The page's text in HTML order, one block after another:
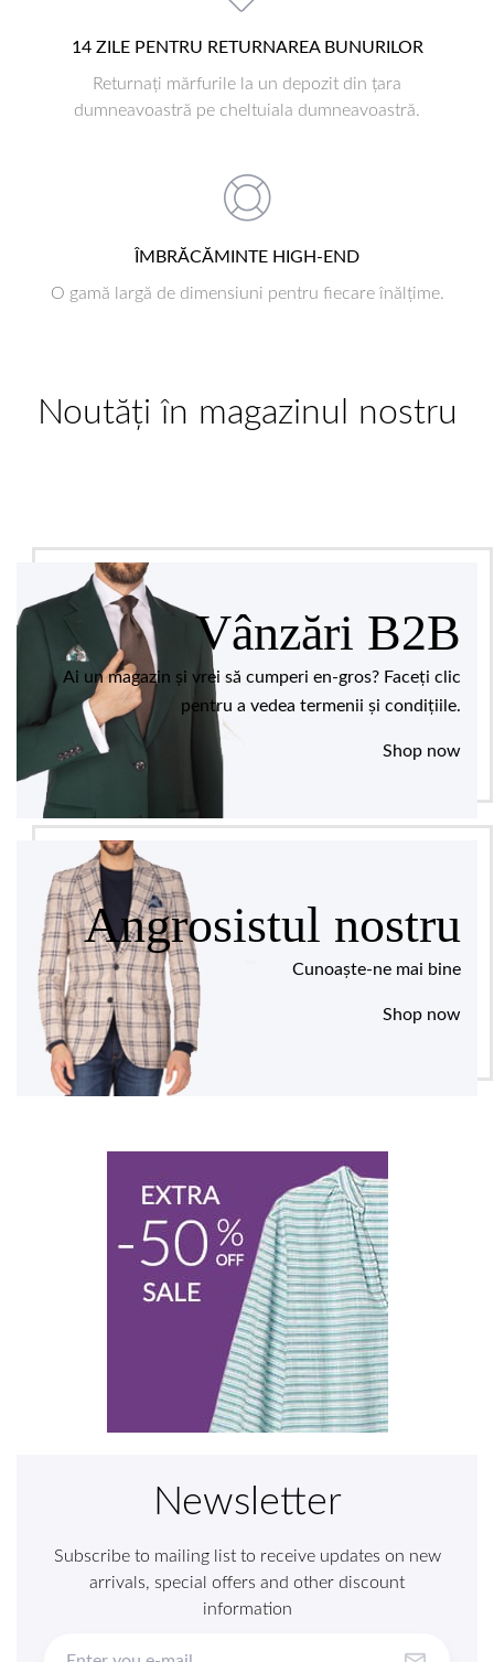
14 ZILE PENTRU RETURNAREA BUNURILOR
Returnați mărfurile la un depozit din țara
dumneavoastră pe cheltuiala dumneavoastră.
ÎMBRĂCĂMINTE HIGH-END
O gamă largă de dimensiuni pentru fiecare înălțime.
Noutăți în magazinul nostru
Vânzări B2B
Ai un magazin și vrei să cumperi en-gros? Faceți clic
pentru a vedea termenii și condițiile.
Shop now
Angrosistul nostru
Cunoaște-ne mai bine
Shop now
Newsletter
Subscribe to mailing list to receive updates on new
arrivals, special offers and other discount
information